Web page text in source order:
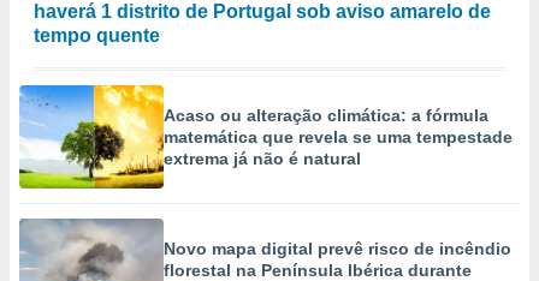
haverá 1 distrito de Portugal sob aviso amarelo de
tempo quente
Acaso ou alteração climática: a fórmula
matemática que revela se uma tempestade
extrema já não é natural
Novo mapa digital prevê risco de incêndio
florestal na Península Ibérica durante